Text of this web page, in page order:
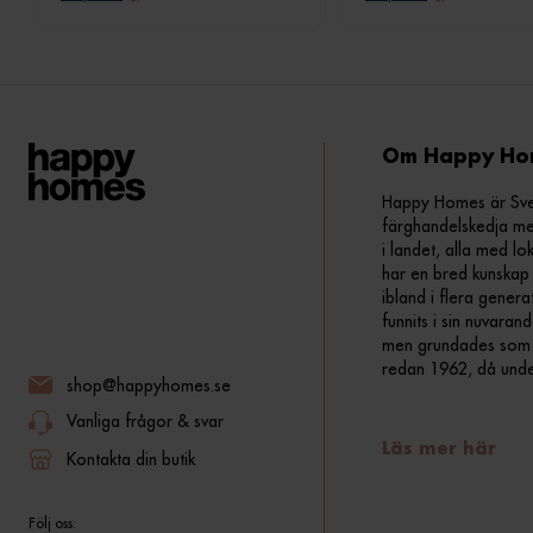
shop@happyhomes.se
Vanliga frågor & svar
Kontakta din butik
Följ oss:
Om Happy
Happy Homes är
färghandelskedja
i landet, alla med
har en bred
ibland i flera
funnits i sin
men grundades
redan 1962, då
Läs mer här